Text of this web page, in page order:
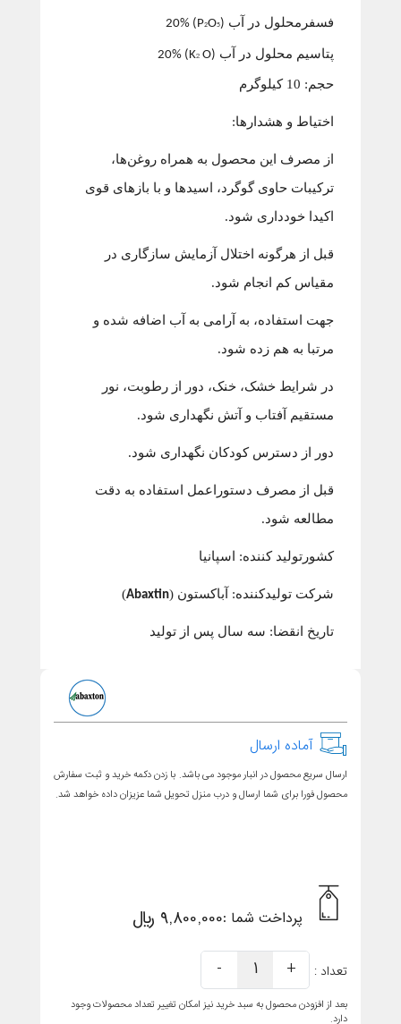
فسفرمحلول در آب (P
2O5
) 20%
پتاسیم محلول در آب (K
2 O) 20%
حجم: 10 کیلوگرم
اختیاط و هشدارها:
از مصرف این محصول به همراه روغن‌ها،
ترکیبات حاوی گوگرد، اسیدها و با بازهای قوی
اکیدا خودداری شود.
قبل از هرگونه اختلال آزمایش سازگاری در
مقیاس کم انجام شود.
جهت استفاده، به آرامی به آب اضافه شده و
مرتبا به هم زده شود.
در شرایط خشک، خنک، دور از رطوبت، نور
مستقیم آفتاب و آتش نگهداری شود.
دور از دسترس کودکان نگهداری شود.
قبل از مصرف دستوراعمل استفاده به دقت
مطالعه شود.
کشورتولید کننده: اسپانیا
شرکت تولیدکننده: آباکستون (Abaxtin
)
تاریخ انقضا: سه سال پس از تولید
آماده ارسال
ارسال سریع محصول در انبار موجود می باشد. با زدن دکمه خرید و ثبت سفارش
محصول فورا برای شما ارسال و درب منزل تحویل شما عزیزان داده خواهد شد.
پرداخت شما :9,800,000 ریال
تعداد : +
1
-
بعد از افزودن محصول به سبد خرید نیز امکان تغییر تعداد محصولات وجود
دارد.